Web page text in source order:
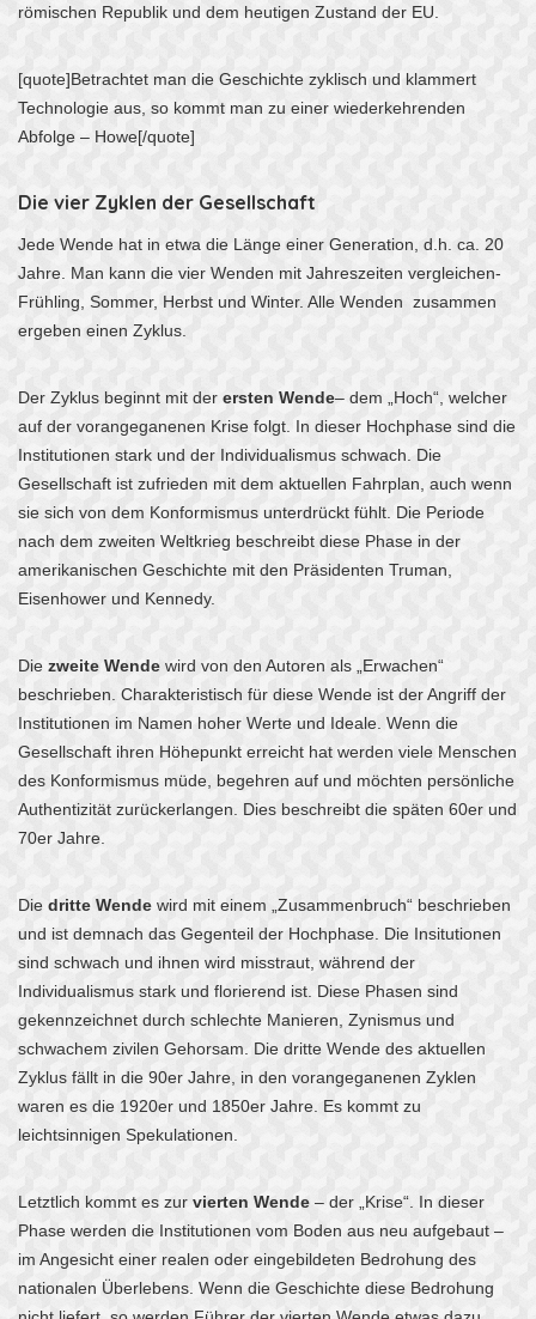
römischen Republik und dem heutigen Zustand der EU.
[quote]Betrachtet man die Geschichte zyklisch und klammert
Technologie aus, so kommt man zu einer wiederkehrenden
Abfolge – Howe[/quote]
Die vier Zyklen der Gesellschaft
Jede Wende hat in etwa die Länge einer Generation, d.h. ca. 20
Jahre. Man kann die vier Wenden mit Jahreszeiten vergleichen-
Frühling, Sommer, Herbst und Winter. Alle Wenden zusammen
ergeben einen Zyklus.
Der Zyklus beginnt mit der ersten Wende– dem „Hoch“, welcher
auf der vorangeganenen Krise folgt. In dieser Hochphase sind die
Institutionen stark und der Individualismus schwach. Die
Gesellschaft ist zufrieden mit dem aktuellen Fahrplan, auch wenn
sie sich von dem Konformismus unterdrückt fühlt. Die Periode
nach dem zweiten Weltkrieg beschreibt diese Phase in der
amerikanischen Geschichte mit den Präsidenten Truman,
Eisenhower und Kennedy.
Die zweite Wende wird von den Autoren als „Erwachen“
beschrieben. Charakteristisch für diese Wende ist der Angriff der
Institutionen im Namen hoher Werte und Ideale. Wenn die
Gesellschaft ihren Höhepunkt erreicht hat werden viele Menschen
des Konformismus müde, begehren auf und möchten persönliche
Authentizität zurückerlangen. Dies beschreibt die späten 60er und
70er Jahre.
Die dritte Wende wird mit einem „Zusammenbruch“ beschrieben
und ist demnach das Gegenteil der Hochphase. Die Insitutionen
sind schwach und ihnen wird misstraut, während der
Individualismus stark und florierend ist. Diese Phasen sind
gekennzeichnet durch schlechte Manieren, Zynismus und
schwachem zivilen Gehorsam. Die dritte Wende des aktuellen
Zyklus fällt in die 90er Jahre, in den vorangeganenen Zyklen
waren es die 1920er und 1850er Jahre. Es kommt zu
leichtsinnigen Spekulationen.
Letztlich kommt es zur vierten Wende – der „Krise“. In dieser
Phase werden die Institutionen vom Boden aus neu aufgebaut –
im Angesicht einer realen oder eingebildeten Bedrohung des
nationalen Überlebens. Wenn die Geschichte diese Bedrohung